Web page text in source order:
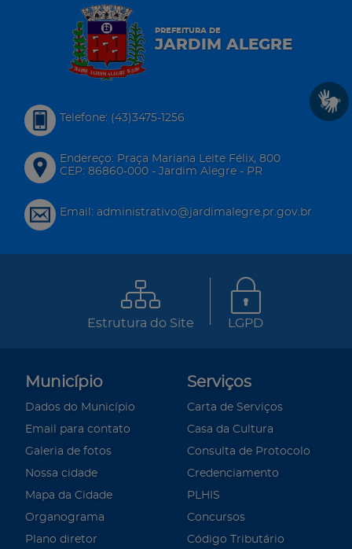
PREFEITURA DE
JARDIM ALEGRE
Telefone: (43)3475-1256
Endereço: Praça Mariana Leite Félix, 800
CEP: 86860-000 - Jardim Alegre - PR
Email: administrativo@jardimalegre.pr.gov.br
Estrutura do Site LGPD
Município
Dados do Município
Email para contato
Galeria de fotos
Nossa cidade
Mapa da Cidade
Organograma
Plano diretor
Serviços
Carta de Serviços
Casa da Cultura
Consulta de Protocolo
Credenciamento
PLHIS
Concursos
Código Tributário